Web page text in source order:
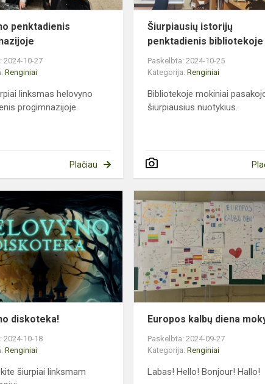
penktadienis
2024-10-27
Renginiai
linksmas helovyno
progimnazijoje.
Plačiau
Šiurpiausių istorijų
penktadienis bibliotekoje
Paskelbta: 2024-10-25
Kategorija:Renginiai
Bibliotekoje mokiniai
šiurpiausius nuotykius.
diskoteka!
diskoteka!
2024-10-18
Renginiai
šiurpiai linksmam
Europos kalbų diena
Paskelbta: 2024-09-27
Kategorija:Renginiai
Labas! Hello! Bonjour! Hallo!